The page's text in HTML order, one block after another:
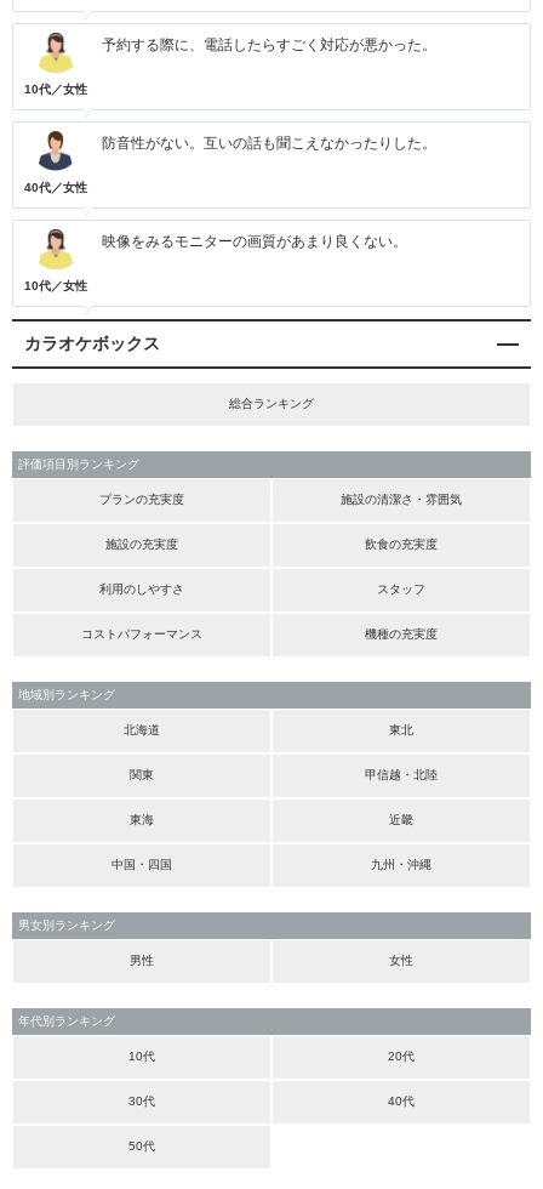
10代／女性
予約する際に、電話したらすごく対応が悪かった。
40代／女性
防音性がない。互いの話も聞こえなかったりした。
10代／女性
映像をみるモニターの画質があまり良くない。
カラオケボックス
総合ランキング
評価項目別ランキング
プランの充実度 施設の清潔さ・雰囲気
施設の充実度 飲食の充実度
利用のしやすさ スタッフ
コストパフォーマンス 機種の充実度
地域別ランキング
北海道 東北
関東 甲信越・北陸
東海 近畿
中国・四国 九州・沖縄
男女別ランキング
男性 女性
年代別ランキング
10代 20代
30代 40代
50代